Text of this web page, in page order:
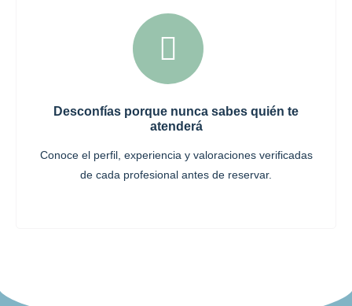
Desconfías porque nunca sabes quién te
atenderá
Conoce el perfil, experiencia y valoraciones verificadas
de cada profesional antes de reservar.